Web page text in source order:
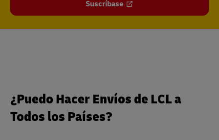
Suscríbase
¿Puedo Hacer Envíos de LCL a
Todos los Países?